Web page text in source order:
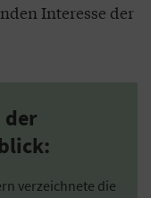
Interesse der
der
verzeichnete die